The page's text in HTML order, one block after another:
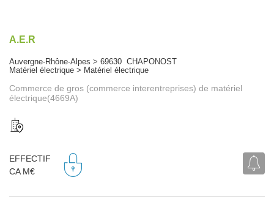
A.E.R
Auvergne-Rhône-Alpes > 69630 CHAPONOST
Matériel électrique > Matériel électrique
Commerce de gros (commerce interentreprises) de matériel
électrique(4669A)
EFFECTIF
CA M€